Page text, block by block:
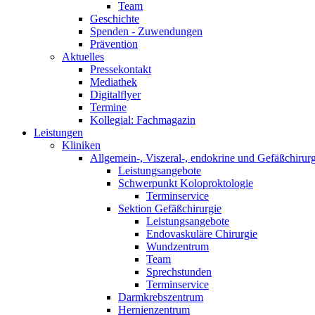
Team
Geschichte
Spenden - Zuwendungen
Prävention
Aktuelles
Pressekontakt
Mediathek
Digitalflyer
Termine
Kollegial: Fachmagazin
Leistungen
Kliniken
Allgemein-, Viszeral-, endokrine und
Leistungsangebote
Schwerpunkt Koloproktologie
Terminservice
Sektion Gefäßchirurgie
Leistungsangebote
Endovaskuläre Chirurgie
Wundzentrum
Team
Sprechstunden
Terminservice
Darmkrebszentrum
Hernienzentrum